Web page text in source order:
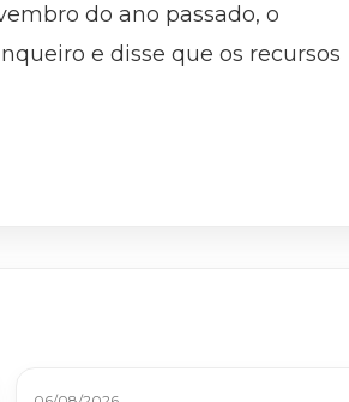
do ano passado, o
e disse que os recursos